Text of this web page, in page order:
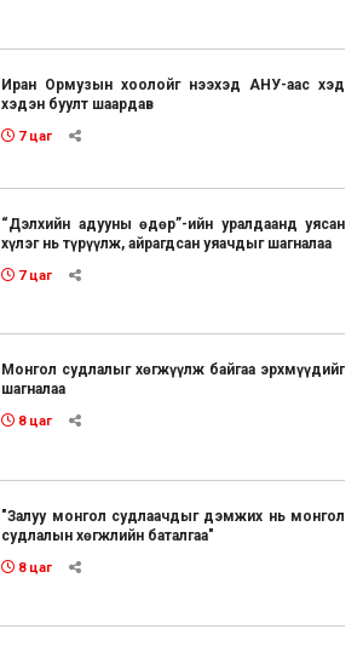
Иран Ормузын хоолойг нээхэд АНУ-аас хэд
хэдэн буулт шаардав
7 цаг
“Дэлхийн адууны өдөр”-ийн уралдаанд уясан
хүлэг нь түрүүлж, айрагдсан уяачдыг шагналаа
7 цаг
Монгол судлалыг хөгжүүлж байгаа эрхмүүдийг
шагналаа
8 цаг
"Залуу монгол судлаачдыг дэмжих нь монгол
судлалын хөгжлийн баталгаа"
8 цаг